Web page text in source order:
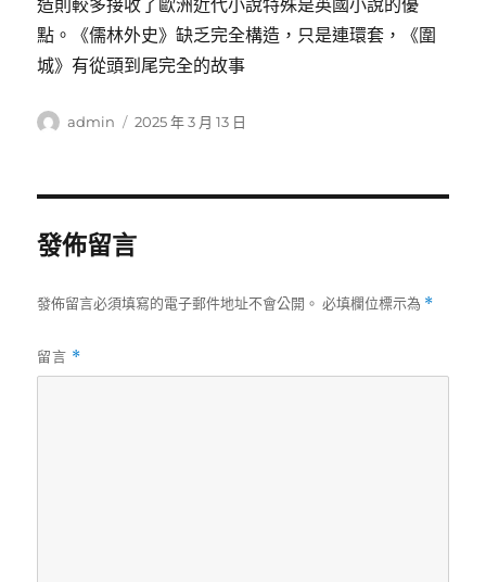
造則較多接收了歐洲近代小說特殊是英國小說的優
點。《儒林外史》缺乏完全構造，只是連環套，《圍
城》有從頭到尾完全的故事
作
admin
發
2025 年 3 月 13 日
發佈留言
發佈留言必須填寫的電子郵件地址不會公開。 必填欄位標示為 *
留言 *